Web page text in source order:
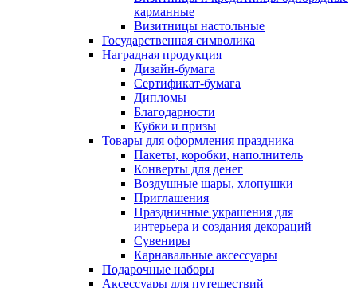
карманные
Визитницы настольные
Государственная символика
Наградная продукция
Дизайн-бумага
Сертификат-бумага
Дипломы
Благодарности
Кубки и призы
Товары для оформления праздника
Пакеты, коробки, наполнитель
Конверты для денег
Воздушные шары, хлопушки
Приглашения
Праздничные украшения для
интерьера и создания декораций
Сувениры
Карнавальные аксессуары
Подарочные наборы
Аксессуары для путешествий